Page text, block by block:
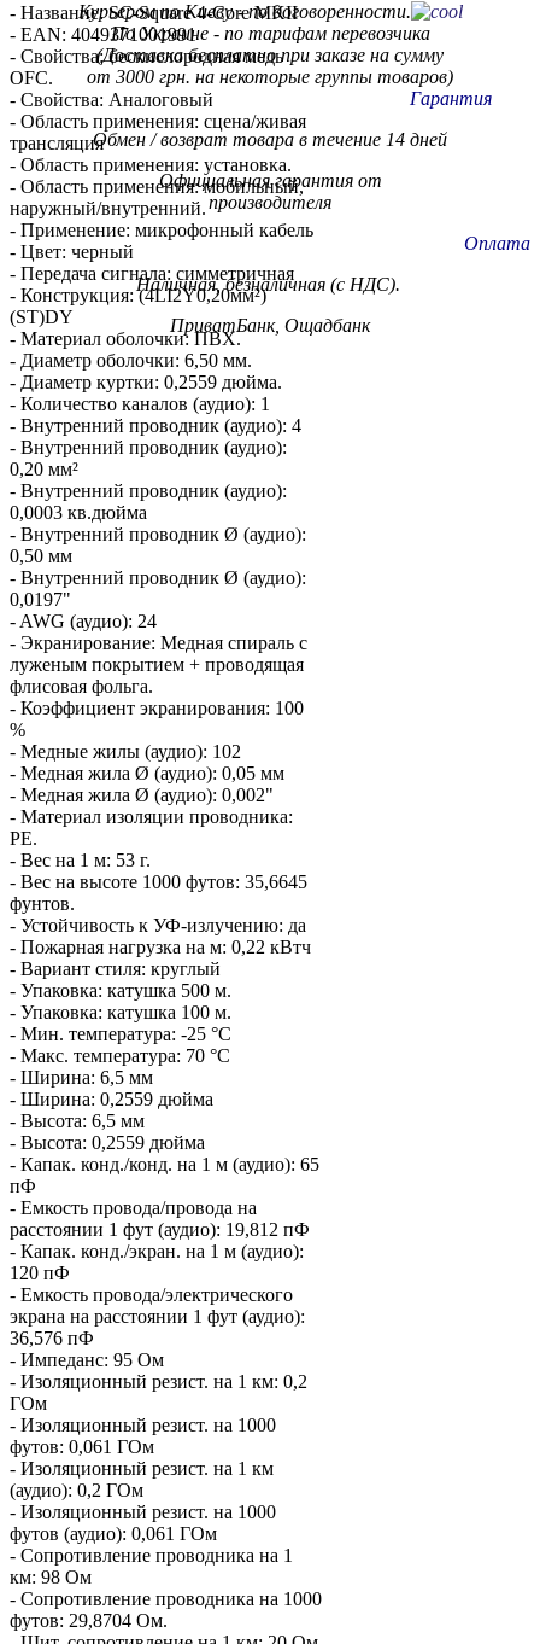
Курьером по Киеву - по договоренности.
По Украине - по тарифам перевозчика
(Доставка бесплатно при заказе на сумму
от 3000 грн. на некоторые группы товаров)
Гарантия
Обмен / возврат товара в течение 14 дней
Официальная гарантия от
производителя
Оплата
Наличная, безналичная (с НДС).
ПриватБанк, Ощадбанк
- Название: SC-Square 4-Core MKII
- EAN: 4049371001991
- Свойства: бескислородная медь
OFC.
- Свойства: Аналоговый
- Область применения: сцена/живая
трансляция
- Область применения: установка.
- Область применения: мобильный,
наружный/внутренний.
- Применение: микрофонный кабель
- Цвет: черный
- Передача сигнала: симметричная
- Конструкция: (4LI2Y0,20мм²)
(ST)DY
- Материал оболочки: ПВХ.
- Диаметр оболочки: 6,50 мм.
- Диаметр куртки: 0,2559 дюйма.
- Количество каналов (аудио): 1
- Внутренний проводник (аудио): 4
- Внутренний проводник (аудио):
0,20 мм²
- Внутренний проводник (аудио):
0,0003 кв.дюйма
- Внутренний проводник Ø (аудио):
0,50 мм
- Внутренний проводник Ø (аудио):
0,0197"
- AWG (аудио): 24
- Экранирование: Медная спираль с
луженым покрытием + проводящая
флисовая фольга.
- Коэффициент экранирования: 100
%
- Медные жилы (аудио): 102
- Медная жила Ø (аудио): 0,05 мм
- Медная жила Ø (аудио): 0,002"
- Материал изоляции проводника:
PE.
- Вес на 1 м: 53 г.
- Вес на высоте 1000 футов: 35,6645
фунтов.
- Устойчивость к УФ-излучению: да
- Пожарная нагрузка на м: 0,22 кВтч
- Вариант стиля: круглый
- Упаковка: катушка 500 м.
- Упаковка: катушка 100 м.
- Мин. температура: -25 °C
- Макс. температура: 70 °C
- Ширина: 6,5 мм
- Ширина: 0,2559 дюйма
- Высота: 6,5 мм
- Высота: 0,2559 дюйма
- Капак. конд./конд. на 1 м (аудио): 65
пФ
- Емкость провода/провода на
расстоянии 1 фут (аудио): 19,812 пФ
- Капак. конд./экран. на 1 м (аудио):
120 пФ
- Емкость провода/электрического
экрана на расстоянии 1 фут (аудио):
36,576 пФ
- Импеданс: 95 Ом
- Изоляционный резист. на 1 км: 0,2
ГОм
- Изоляционный резист. на 1000
футов: 0,061 ГОм
- Изоляционный резист. на 1 км
(аудио): 0,2 ГОм
- Изоляционный резист. на 1000
футов (аудио): 0,061 ГОм
- Сопротивление проводника на 1
км: 98 Ом
- Сопротивление проводника на 1000
футов: 29,8704 Ом.